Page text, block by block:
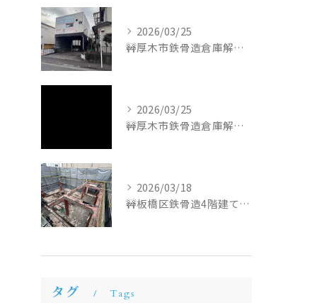
2026/03/25
🚧厚木市鉄骨造倉庫解体工事🚧
2026/03/25
🚧厚木市鉄骨造倉庫解体工事🚧
2026/03/18
🚧板橋区鉄骨造4階建て解体工事🚧
タグ Tags